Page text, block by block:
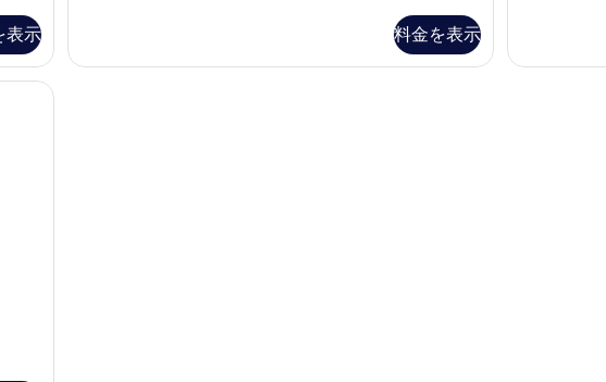
す
の
表示
煙
2
料金を表示
写
view,
Bed, Sea View | エジプト綿のシーツ、高級寝具、羽毛の掛け布団、ピロートップベッド